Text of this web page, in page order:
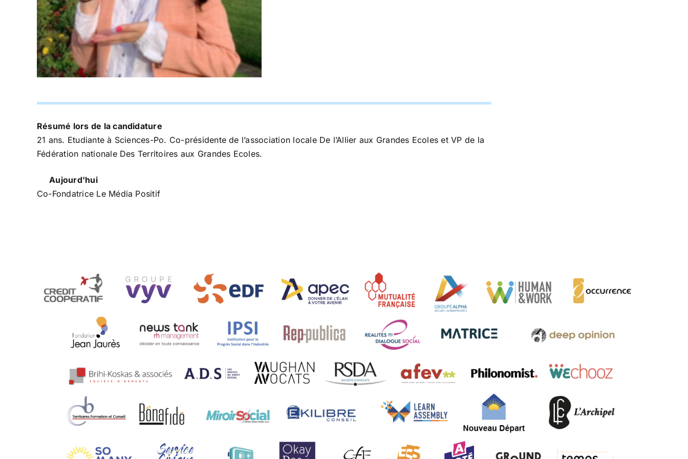
Résumé lors de la candidature
21 ans. Etudiante à Sciences-Po. Co-présidente de l’association locale De l’Allier aux Grandes Ecoles et VP de la
Fédération nationale Des Territoires aux Grandes Ecoles.
Aujourd'hui
Co-Fondatrice Le Média Positif